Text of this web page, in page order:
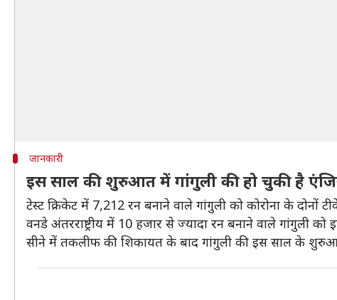
जानकारी
इस साल की शुरुआत में गांगुली की हो चुकी है
टेस्ट क्रिकेट में 7,212 रन बनाने वाले गांगुली को कोरोना के दोनों
वनडे अंतरराष्ट्रीय में 10 हजार से ज्यादा रन बनाने वाले गांगुली
सीने में तकलीफ की शिकायत के बाद गांगुली की इस साल के शुरुआत